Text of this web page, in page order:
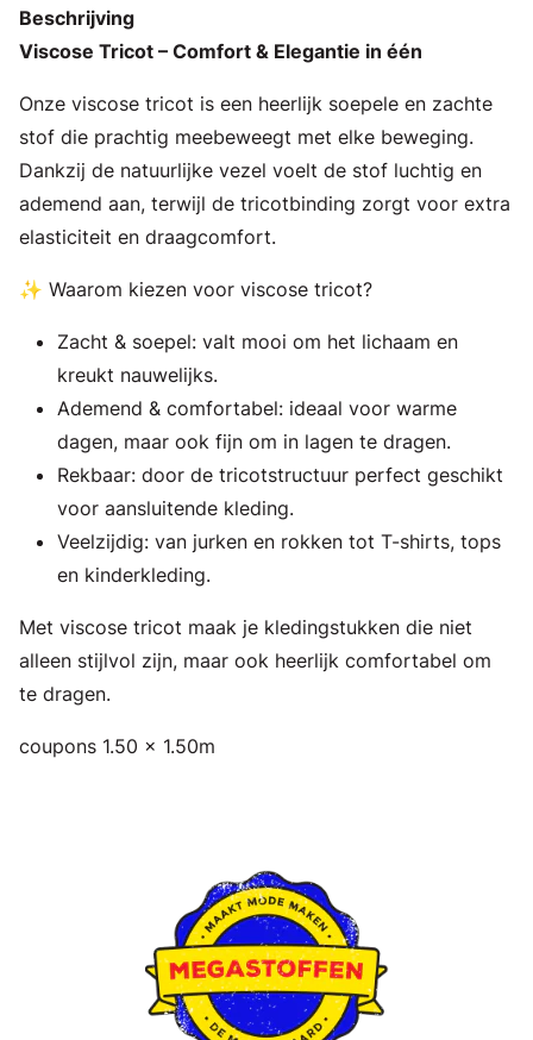
Beschrijving
Viscose Tricot – Comfort & Elegantie in één
Onze viscose tricot is een heerlijk soepele en zachte
stof die prachtig meebeweegt met elke beweging.
Dankzij de natuurlijke vezel voelt de stof luchtig en
ademend aan, terwijl de tricotbinding zorgt voor extra
elasticiteit en draagcomfort.
✨ Waarom kiezen voor viscose tricot?
Zacht & soepel: valt mooi om het lichaam en
kreukt nauwelijks.
Ademend & comfortabel: ideaal voor warme
dagen, maar ook fijn om in lagen te dragen.
Rekbaar: door de tricotstructuur perfect geschikt
voor aansluitende kleding.
Veelzijdig: van jurken en rokken tot T-shirts, tops
en kinderkleding.
Met viscose tricot maak je kledingstukken die niet
alleen stijlvol zijn, maar ook heerlijk comfortabel om
te dragen.
coupons 1.50 x 1.50m